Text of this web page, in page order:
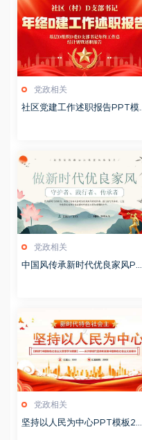
党政相关
社区党建工作述职报告PPT模
党政相关
中国风传承新时代优良家风PP
党政相关
坚持以人民为中心PPT模板20